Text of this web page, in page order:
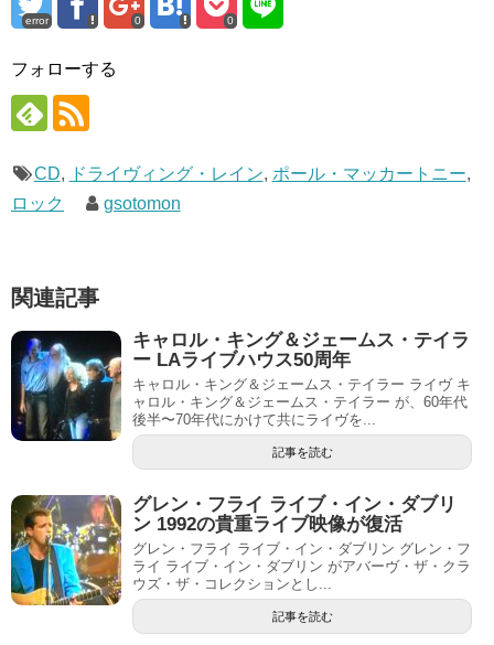
error 0 0
フォローする
CD, ドライヴィング・レイン, ポール・マッカートニー,
ロック
gsotomon
関連記事
キャロル・キング＆ジェームス・テイラ
ー LAライブハウス50周年
キャロル・キング＆ジェームス・テイラー ライヴ キ
ャロル・キング＆ジェームス・テイラー が、60年代
後半〜70年代にかけて共にライヴを...
記事を読む
グレン・フライ ライブ・イン・ダブリ
ン 1992の貴重ライブ映像が復活
グレン・フライ ライブ・イン・ダブリン グレン・フ
ライ ライブ・イン・ダブリン がアバーヴ・ザ・クラ
ウズ・ザ・コレクションとし...
記事を読む